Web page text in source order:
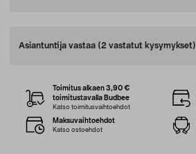
Asiantuntija vastaa (2 vastatut kysymykset)
Toimitus alkaen 3,90 €
toimitustavalla Budbee
Katso toimitusvaihtoehdot
Maksuvaihtoehdot
Katso ostoehdot